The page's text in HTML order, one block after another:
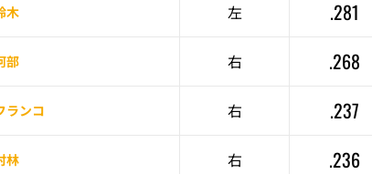
木 左 .281
部 右 .268
ランコ 右 .237
林 右 .236